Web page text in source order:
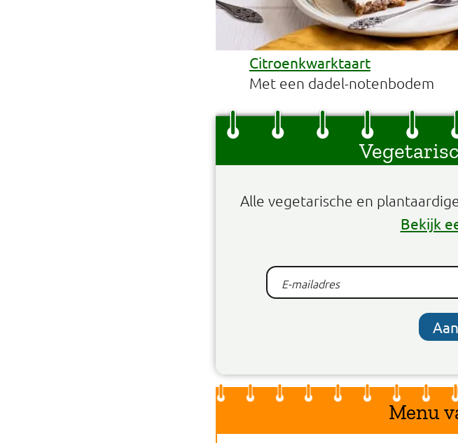
Citroenkwarktaart
Met een dadel-notenbodem
Alle vegetarische en
Bekijk
Menu